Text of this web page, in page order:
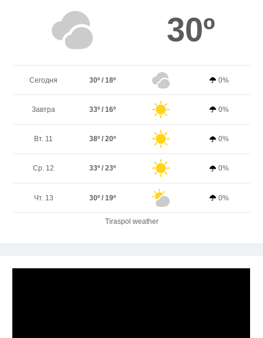
30º
Сегодня 30º / 18º 0%
Завтра 33º / 16º 0%
Вт. 11 38º / 20º 0%
Ср. 12 33º / 23º 0%
Чт. 13 30º / 19º 0%
Tiraspol weather